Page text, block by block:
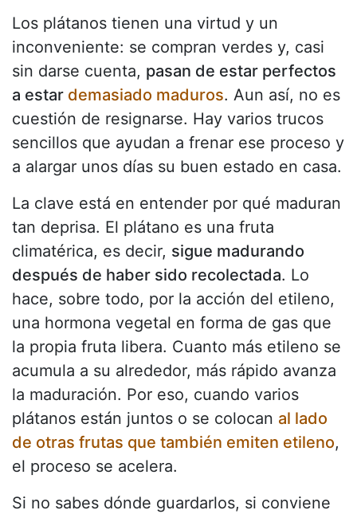
Los plátanos tienen una virtud y un
inconveniente: se compran verdes y, casi
sin darse cuenta, pasan de estar perfectos
a estar demasiado maduros. Aun así, no es
cuestión de resignarse. Hay varios trucos
sencillos que ayudan a frenar ese proceso y
a alargar unos días su buen estado en casa.
La clave está en entender por qué maduran
tan deprisa. El plátano es una fruta
climatérica, es decir, sigue madurando
después de haber sido recolectada. Lo
hace, sobre todo, por la acción del etileno,
una hormona vegetal en forma de gas que
la propia fruta libera. Cuanto más etileno se
acumula a su alrededor, más rápido avanza
la maduración. Por eso, cuando varios
plátanos están juntos o se colocan al lado
de otras frutas que también emiten etileno,
el proceso se acelera.
Si no sabes dónde guardarlos, si conviene